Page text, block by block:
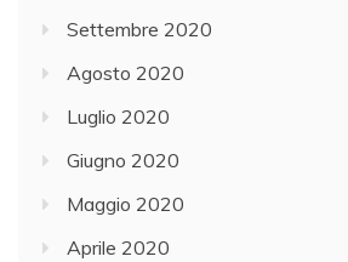
Settembre 2020
Agosto 2020
Luglio 2020
Giugno 2020
Maggio 2020
Aprile 2020